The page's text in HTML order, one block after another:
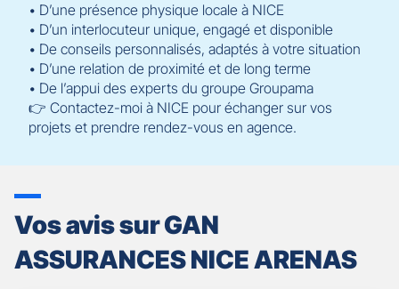
• D’une présence physique locale à NICE
• D’un interlocuteur unique, engagé et disponible
• De conseils personnalisés, adaptés à votre situation
• D’une relation de proximité et de long terme
• De l’appui des experts du groupe Groupama
👉 Contactez-moi à NICE pour échanger sur vos
projets et prendre rendez-vous en agence.
Vos avis sur GAN
ASSURANCES NICE ARENAS